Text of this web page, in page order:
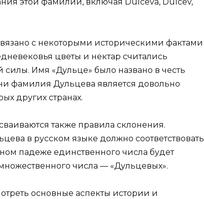
с некоторыми историческими фактами
цветы и нектар считались
Имя «Дульце» было названо в честь
фамилия Дульцева является довольно
других странах.
также правила склонения.
в русском языке должно соответствовать
падеже единственного числа будет
числа — «Дульцевых».
основные аспекты истории и